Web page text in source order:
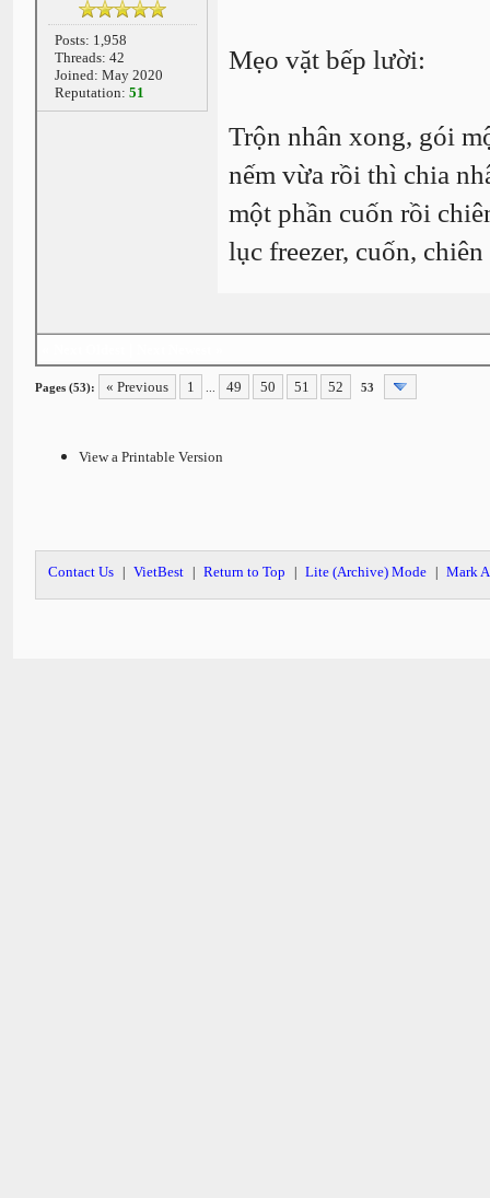
Posts: 1,958
Threads: 42
Joined: May 2020
Reputation: 51
Mẹo vặt bếp lười:
Trộn nhân xong, gói
nếm vừa rồi thì chia
một phần cuốn rồi
lục freezer, cuốn,
Pages (53): « Previous 1 49 50 51 52 53
View a Printable Version
Contact Us VietBest Return to Top Lite (Archive) Mode Mark